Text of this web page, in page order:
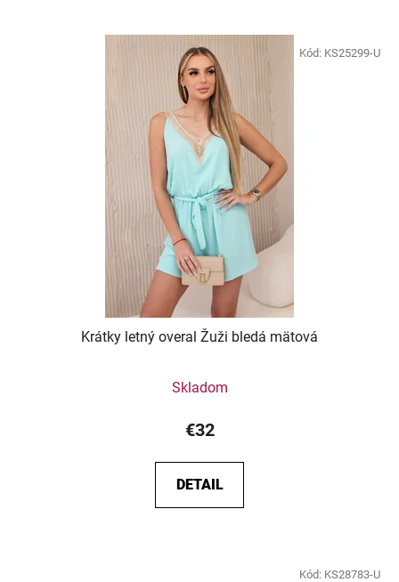
Krátky letný overal Žuži bledá mätová
Skladom
€32
DETAIL
Kód: KS25299-U
Kód: KS28783-U